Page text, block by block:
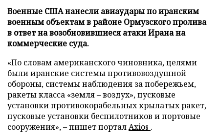
Военные США нанесли авиаудары по иранским
военным объектам в районе Ормузского пролива
в ответ на возобновившиеся атаки Ирана на
коммерческие суда.
«По словам американского чиновника, целями
были иранские системы противовоздушной
обороны, системы наблюдения за побережьем,
ракеты класса «земля – воздух», пусковые
установки противокорабельных крылатых ракет,
пусковые установки беспилотников и портовые
сооружения», – пишет порталAxios .